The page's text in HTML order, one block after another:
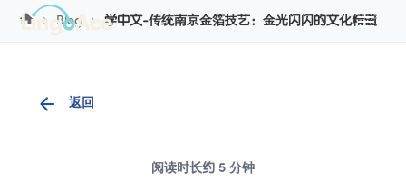
Blog 学中文-传统南京金箔技艺：金光闪闪的文化精髓
返回
阅读时长约 5 分钟
Cookie管理